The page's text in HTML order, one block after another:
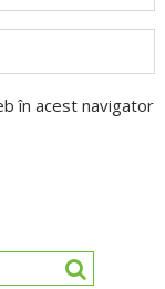
în acest navigator